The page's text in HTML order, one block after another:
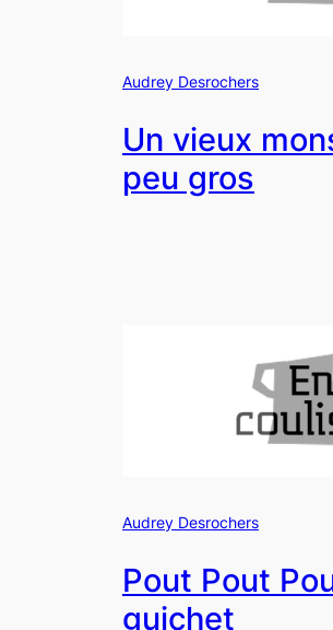
Audrey Desrochers
Un vieux
peu gros
Audrey Desrochers
Pout Pout
guichet